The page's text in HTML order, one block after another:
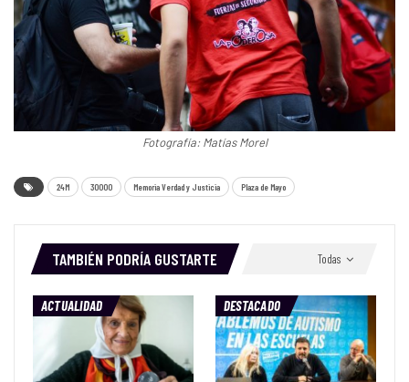
Fotografía: Matías Morel
24M 30000 Memoria Verdad y Justicia Plaza de Mayo
Todas
TAMBIÉN PODRÍA GUSTARTE
ACTUALIDAD DESTACADO